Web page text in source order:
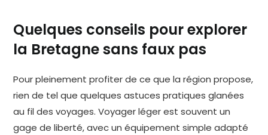
Quelques conseils pour explorer
la Bretagne sans faux pas
Pour pleinement profiter de ce que la région propose,
rien de tel que quelques astuces pratiques glanées
au fil des voyages. Voyager léger est souvent un
gage de liberté, avec un équipement simple adapté